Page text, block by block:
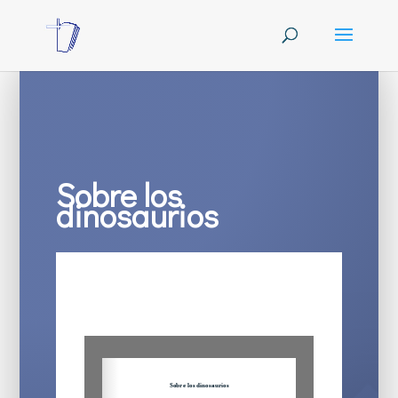
Sobre los
dinosaurios